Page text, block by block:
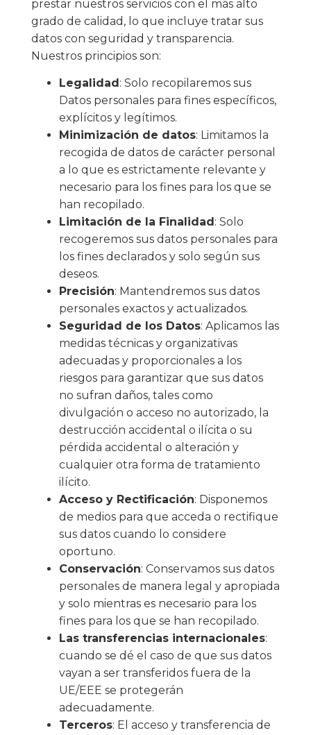
prestar nuestros servicios con el más alto
grado de calidad, lo que incluye tratar sus
datos con seguridad y transparencia.
Nuestros principios son:
Legalidad : Solo recopilaremos sus
Datos personales para fines específicos,
explícitos y legítimos.
Minimización de datos: Limitamos la
recogida de datos de carácter personal
a lo que es estrictamente relevante y
necesario para los fines para los que se
han recopilado.
Limitación de la Finalidad : Solo
recogeremos sus datos personales para
los fines declarados y solo según sus
deseos.
Precisión: Mantendremos sus datos
personales exactos y actualizados.
Seguridad de los Datos: Aplicamos las
medidas técnicas y organizativas
adecuadas y proporcionales a los
riesgos para garantizar que sus datos
no sufran daños, tales como
divulgación o acceso no autorizado, la
destrucción accidental o ilícita o su
pérdida accidental o alteración y
cualquier otra forma de tratamiento
ilícito.
Acceso y Rectificación: Disponemos
de medios para que acceda o rectifique
sus datos cuando lo considere
oportuno.
Conservación: Conservamos sus datos
personales de manera legal y apropiada
y solo mientras es necesario para los
fines para los que se han recopilado.
Las transferencias internacionales:
cuando se dé el caso de que sus datos
vayan a ser transferidos fuera de la
UE/EEE se protegerán
adecuadamente.
Terceros: El acceso y transferencia de